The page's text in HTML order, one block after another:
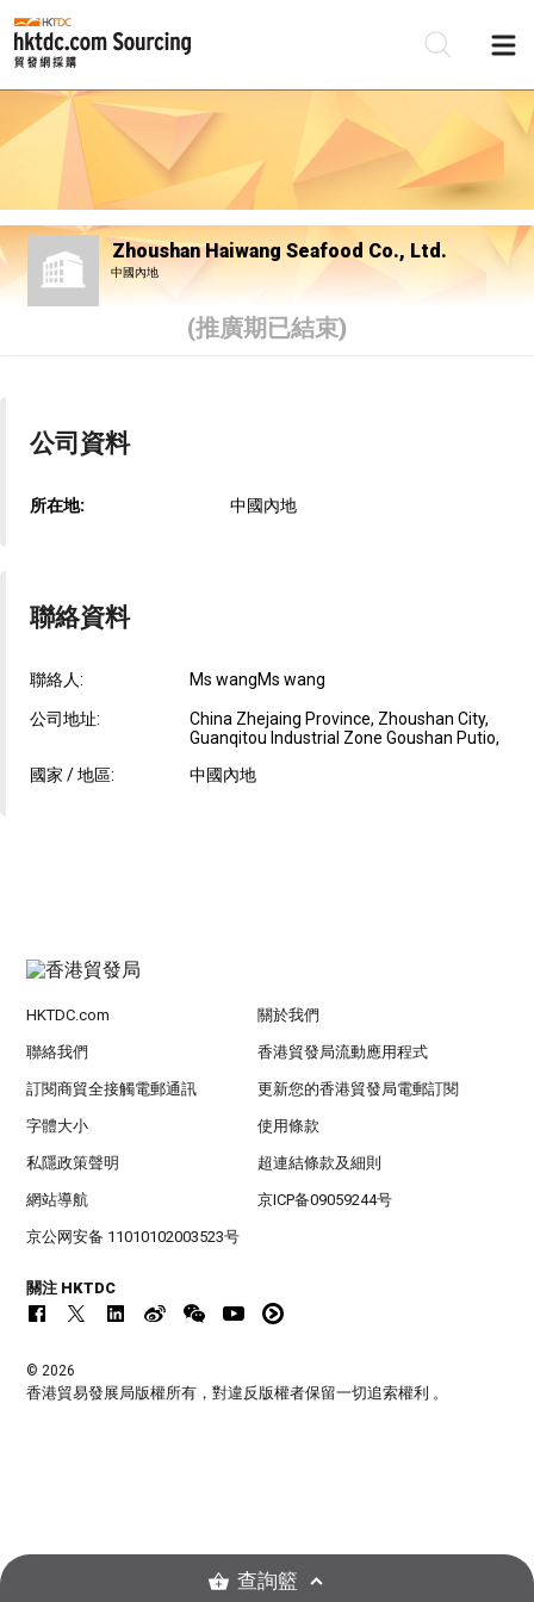
Zhoushan Haiwang Seafood Co., Ltd.
中國內地
(推廣期已結束)
公司資料
所在地: 中國內地
聯絡資料
聯絡人: Ms wangMs wang
公司地址:
China Zhejaing Province, Zhoushan City,
Guanqitou Industrial Zone Goushan Putio,
國家 / 地區:
中國內地
HKTDC.com 關於我們
聯絡我們 香港貿發局流動應用程式
訂閱商貿全接觸電郵通訊 更新您的香港貿發局電郵訂閱
字體大小 使用條款
私隱政策聲明 超連結條款及細則
網站導航 京ICP备09059244号
京公网安备 11010102003523号
關注 HKTDC
© 2026
香港貿易發展局版權所有，對違反版權者保留一切追索權利 。
查詢籃